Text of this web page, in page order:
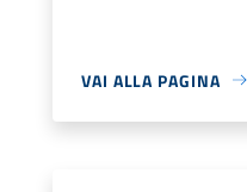
VAI ALLA PAGINA